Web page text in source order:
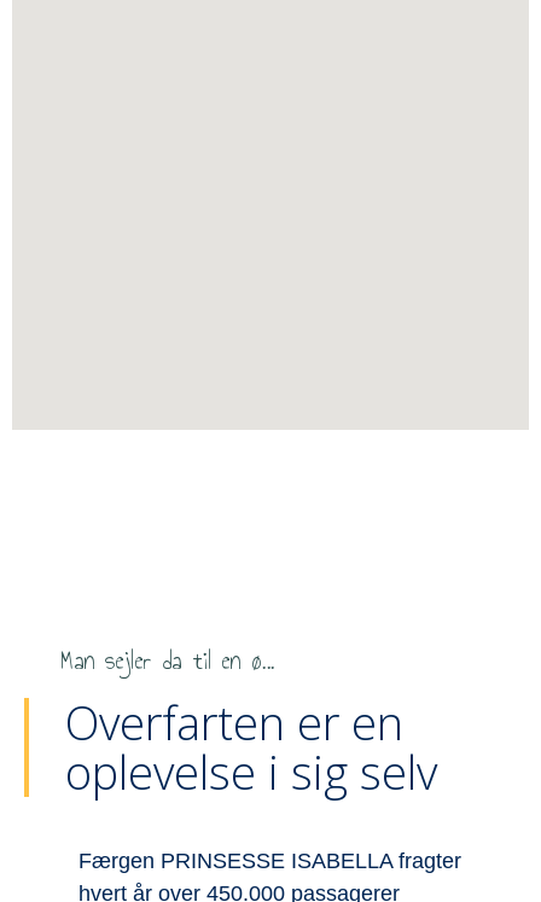
Man sejler da til en ø...
Overfarten er en
oplevelse i sig selv
Færgen PRINSESSE ISABELLA fragter
hvert år over 450.000 passagerer